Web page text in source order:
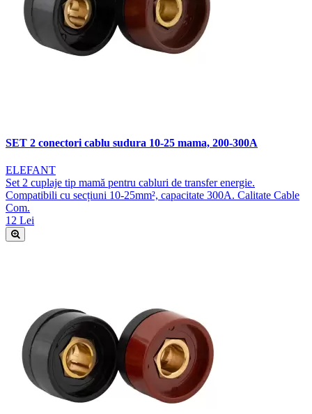
SET 2 conectori cablu sudura 10-25 mama, 200-300A
ELEFANT
Set 2 cuplaje tip mamă pentru cabluri de transfer energie.
Compatibili cu secțiuni 10-25mm², capacitate 300A. Calitate Cable
Com.
12 Lei